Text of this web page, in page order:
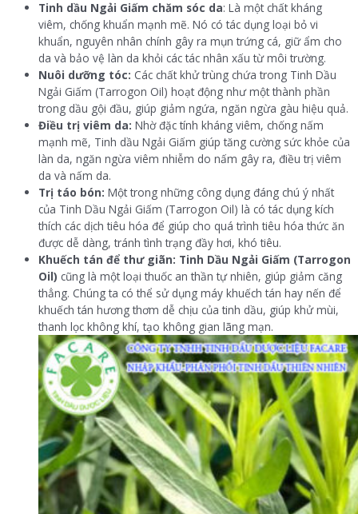
Tinh dầu Ngải Giấm chăm sóc da: Là một chất kháng
viêm, chống khuẩn mạnh mẽ. Nó có tác dụng loại bỏ vi
khuẩn, nguyên nhân chính gây ra mụn trứng cá, giữ ẩm cho
da và bảo vệ làn da khỏi các tác nhân xấu từ môi trường.
Nuôi dưỡng tóc: Các chất khử trùng chứa trong Tinh Dầu
Ngải Giấm (Tarrogon Oil) hoạt động như một thành phần
trong dầu gội đầu, giúp giảm ngứa, ngăn ngừa gàu hiệu quả.
Điều trị viêm da: Nhờ đặc tính kháng viêm, chống nấm
mạnh mẽ, Tinh dầu Ngải Giấm giúp tăng cường sức khỏe của
làn da, ngăn ngừa viêm nhiễm do nấm gây ra, điều trị viêm
da và nấm da.
Trị táo bón: Một trong những công dụng đáng chú ý nhất
của Tinh Dầu Ngải Giấm (Tarrogon Oil) là có tác dụng kích
thích các dịch tiêu hóa để giúp cho quá trình tiêu hóa thức ăn
được dễ dàng, tránh tình trạng đầy hơi, khó tiêu.
Khuếch tán để thư giãn: Tinh Dầu Ngải Giấm (Tarrogon
Oil) cũng là một loại thuốc an thần tự nhiên, giúp giảm căng
thẳng. Chúng ta có thể sử dụng máy khuếch tán hay nến để
khuếch tán hương thơm dễ chịu của tinh dầu, giúp khử mùi,
thanh lọc không khí, tạo không gian lãng mạn.